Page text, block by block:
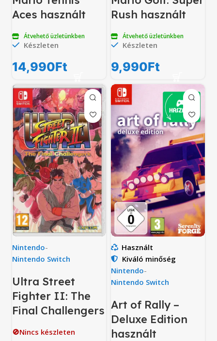
Aces használt
Átvehető üzletünkben
Készleten
14,990Ft
Rush használt
Átvehető üzletünkben
Készleten
9,990Ft
Nintendo-
Nintendo Switch
Ultra Street
Fighter II: The
Final Challengers
🚫Nincs készleten
Használt
Kiváló minőség
Nintendo-
Nintendo Switch
Art of Rally –
Deluxe Edition
használt